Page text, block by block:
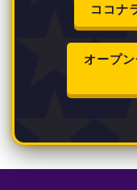
ココナ
オープ